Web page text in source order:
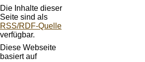
Die Inhalte dieser
Seite sind als
RSS/RDF-Quelle
verfügbar.
Diese Webseite
basiert auf